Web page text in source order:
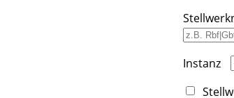
Instanz